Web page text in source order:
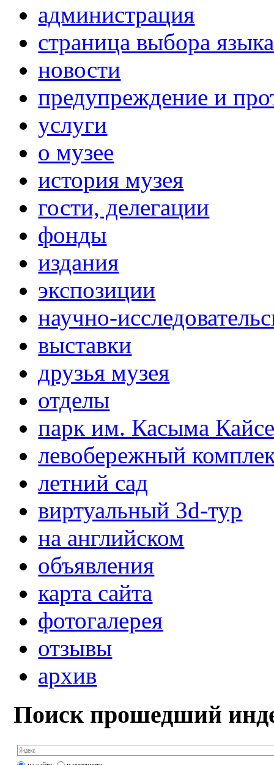
администрация
страница выбора языка
новости
предупреждение и
услуги
о музее
история музея
гости, делегации
фонды
издания
экспозиции
научно-
выставки
друзья музея
отделы
парк им. Касыма
левобережный
летний сад
виртуальный 3d-тур
на английском
объявления
карта сайта
фотогалерея
отзывы
архив
Поиск прошедший